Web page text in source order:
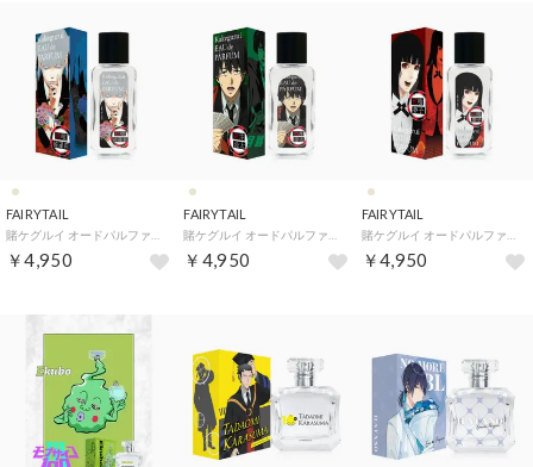
FAIRYTAIL
￥4,950
FAIRYTAIL
￥4,950
FAIRYTAIL
￥4,950